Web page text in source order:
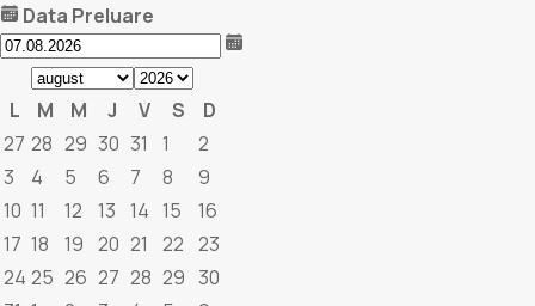
Data Preluare
L M M J V S
D
27 28 29 30 31 1
2
3
4 5 6 7 8
9
10 11 12 13 14 15
16
17 18 19 20 21 22 23
24 25 26 27 28 29 30